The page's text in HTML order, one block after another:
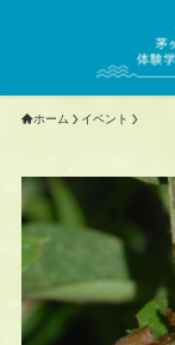
ホーム イベント